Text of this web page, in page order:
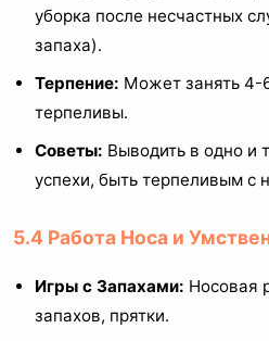
уборка после несчастных
запаха).
Терпение: Может занять 4-
терпеливы.
Советы: Выводить в одно и
успехи, быть терпеливым с
5.4 Работа Носа и
Игры с Запахами: Носовая
запахов, прятки.